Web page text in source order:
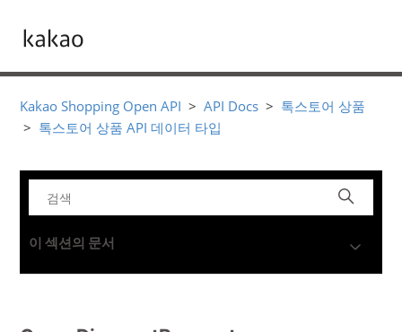
Kakao Shopping Open API API Docs
톡스토어 상품
톡스토어 상품 API 데이터 타입
이 섹션의 문서